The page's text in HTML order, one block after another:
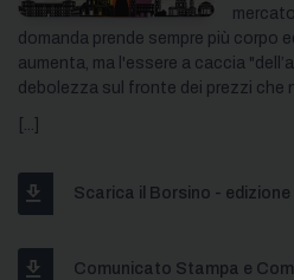
domanda prende sempre più corpo
aumenta, ma l'essere a caccia
debolezza sul fronte dei prezzi che
[...]
Scarica il Borsino -
Comunicato Stampa e